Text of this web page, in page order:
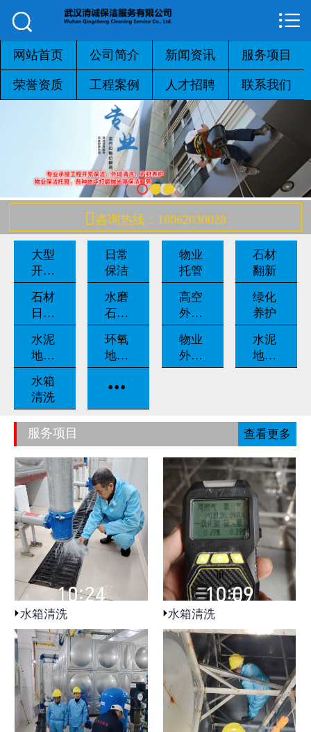
公司简介
新闻资讯
服务项目
荣誉资质
工程案例
人才招聘
联系我们
 

网站首页 公司简介 新闻资讯 服务项目
荣誉资质 工程案例 人才招聘 联系我们
咨询热线：18062030028
大型
开荒
保洁
日常
保洁
物业
托管
石材
翻新
石材
日常
养护
水磨
石翻
新
高空
外墙
清洗
绿化
养护
水泥
地坪
固化
环氧
地坪
漆
物业
外包
保洁
水泥
地坪
打磨
水箱
清洗
...
服务项目 查看更多
水箱清洗 水箱清洗